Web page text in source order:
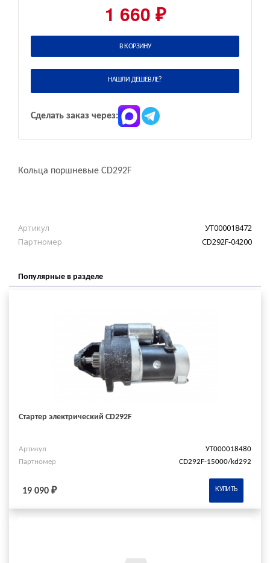
1 660 ₽
В КОРЗИНУ
НАШЛИ ДЕШЕВЛЕ?
Сделать заказ через:
Кольца поршневые CD292F
Артикул
УТ000018472
Партномер
CD292F-04200
Популярные в разделе
Стартер электрический CD292F
Артикул
УТ000018480
Партномер
CD292F-15000/kd292
19 090 ₽ КУПИТЬ